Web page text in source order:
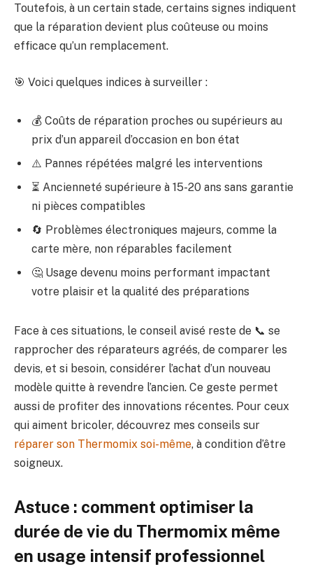
Toutefois, à un certain stade, certains signes indiquent
que la réparation devient plus coûteuse ou moins
efficace qu’un remplacement.
🎯 Voici quelques indices à surveiller :
💰 Coûts de réparation proches ou supérieurs au
prix d’un appareil d’occasion en bon état
⚠️ Pannes répétées malgré les interventions
⏳ Ancienneté supérieure à 15-20 ans sans garantie
ni pièces compatibles
🔄 Problèmes électroniques majeurs, comme la
carte mère, non réparables facilement
🤔 Usage devenu moins performant impactant
votre plaisir et la qualité des préparations
Face à ces situations, le conseil avisé reste de 📞 se
rapprocher des réparateurs agréés, de comparer les
devis, et si besoin, considérer l’achat d’un nouveau
modèle quitte à revendre l’ancien. Ce geste permet
aussi de profiter des innovations récentes. Pour ceux
qui aiment bricoler, découvrez mes conseils sur
réparer son Thermomix soi-même, à condition d’être
soigneux.
Astuce : comment optimiser la
durée de vie du Thermomix même
en usage intensif professionnel